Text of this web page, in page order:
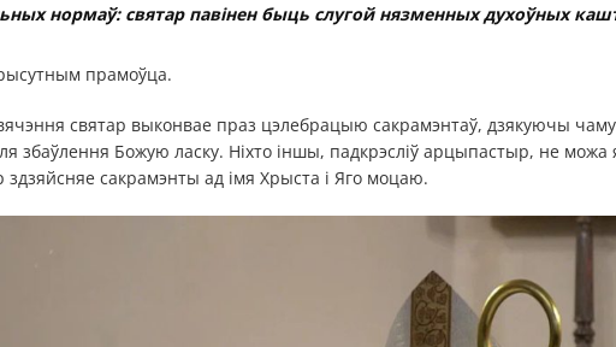
нормаў: святар павінен быць слугой нязменных духоўных
прамоўца.
святар выконвае праз цэлебрацыю сакрамэнтаў, дзякуючы
збаўлення Божую ласку. Ніхто іншы, падкрэсліў арцыпастыр, не можа
здзяйсняе сакрамэнты ад імя Хрыста і Яго моцаю.